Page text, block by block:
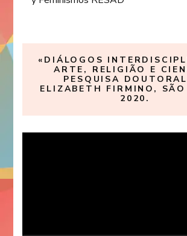
«DIÁLOGOS
ARTE, RELIGIÃO E
PESQUISA
ELIZABETH FIRMINO, SÃO
2020.